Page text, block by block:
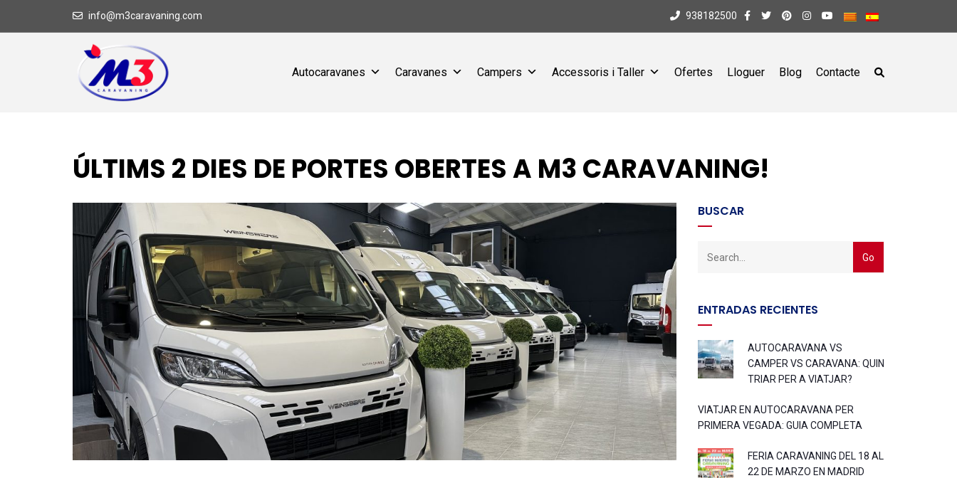
info@m3caravaning.com 938182500
Autocaravanes Caravanes Campers Accessoris i Taller Ofertes Lloguer Blog Contacte
ÚLTIMS 2 DIES DE PORTES OBERTES A M3 CARAVANING!
BUSCAR
ENTRADAS RECIENTES
AUTOCARAVANA VS
CAMPER VS CARAVANA: QUIN
TRIAR PER A VIATJAR?
VIATJAR EN AUTOCARAVANA PER
PRIMERA VEGADA: GUIA COMPLETA
FERIA CARAVANING DEL 18 AL
22 DE MARZO EN MADRID